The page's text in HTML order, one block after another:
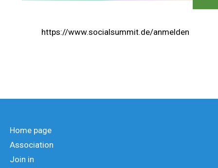
https://www.socialsummit.de/anmelden
Home page
Association
Join in